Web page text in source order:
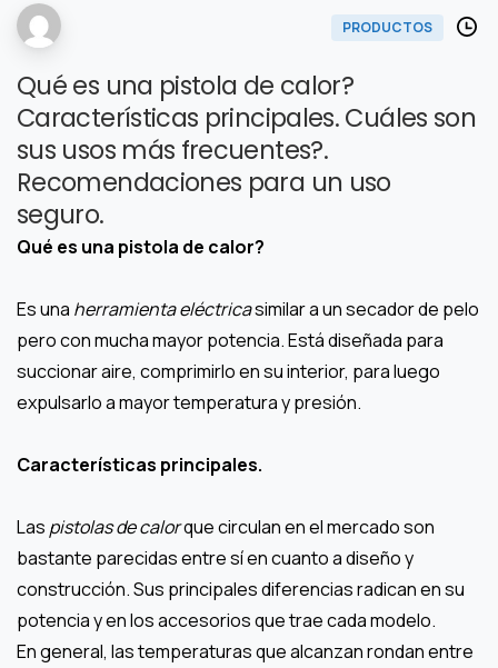
PRODUCTOS
Qué es una pistola de calor?
Características principales. Cuáles son
sus usos más frecuentes?.
Recomendaciones para un uso
seguro.
Qué es una pistola de calor?
Es una herramienta eléctricasimilar a un secador de pelo
pero con mucha mayor potencia. Está diseñada para
succionar aire, comprimirlo en su interior, para luego
expulsarlo a mayor temperatura y presión.
Características principales.
Las pistolas de calorque circulan en el mercado son
bastante parecidas entre sí en cuanto a diseño y
construcción. Sus principales diferencias radican en su
potencia y en los accesorios que trae cada modelo.
En general, las temperaturas que alcanzan rondan entre